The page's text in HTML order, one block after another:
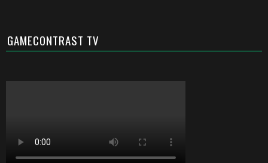
GAMECONTRAST TV